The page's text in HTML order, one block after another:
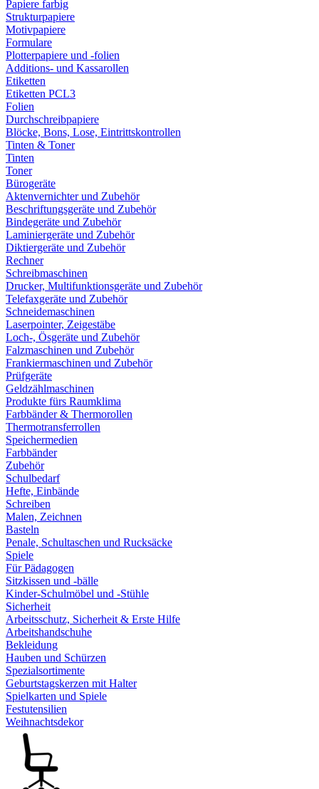
Papiere farbig
Strukturpapiere
Motivpapiere
Formulare
Plotterpapiere und -folien
Additions- und Kassarollen
Etiketten
Etiketten PCL3
Folien
Durchschreibpapiere
Blöcke, Bons, Lose, Eintrittskontrollen
Tinten & Toner
Tinten
Toner
Bürogeräte
Aktenvernichter und Zubehör
Beschriftungsgeräte und Zubehör
Bindegeräte und Zubehör
Laminiergeräte und Zubehör
Diktiergeräte und Zubehör
Rechner
Schreibmaschinen
Drucker, Multifunktionsgeräte und Zubehör
Telefaxgeräte und Zubehör
Schneidemaschinen
Laserpointer, Zeigestäbe
Loch-, Ösgeräte und Zubehör
Falzmaschinen und Zubehör
Frankiermaschinen und Zubehör
Prüfgeräte
Geldzählmaschinen
Produkte fürs Raumklima
Farbbänder & Thermorollen
Thermotransferrollen
Speichermedien
Farbbänder
Zubehör
Schulbedarf
Hefte, Einbände
Schreiben
Malen, Zeichnen
Basteln
Penale, Schultaschen und Rucksäcke
Spiele
Für Pädagogen
Sitzkissen und -bälle
Kinder-Schulmöbel und -Stühle
Sicherheit
Arbeitsschutz, Sicherheit & Erste Hilfe
Arbeitshandschuhe
Bekleidung
Hauben und Schürzen
Spezialsortimente
Geburtstagskerzen mit Halter
Spielkarten und Spiele
Festutensilien
Weihnachtsdekor